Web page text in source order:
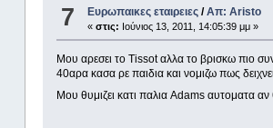
7 Ευρωπαικες εταιρειες /Απ: Aristo
«στις: Ιούνιος 13, 2011, 14:05:39 μμ »
Μου αρεσει το Tissot αλλα το βρισκω πιο
40αρα κασα ρε παιδια και νομιζω πως
Μου θυμιζει κατι παλια Adams αυτοματα αν